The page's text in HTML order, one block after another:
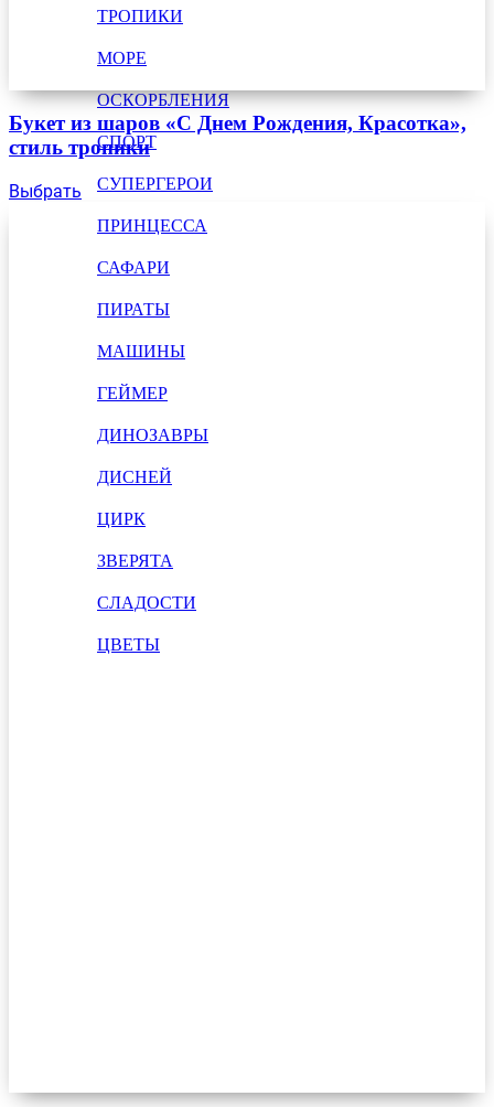
ТРОПИКИ
МОРЕ
ОСКОРБЛЕНИЯ
СПОРТ
СУПЕРГЕРОИ
ПРИНЦЕССА
САФАРИ
ПИРАТЫ
МАШИНЫ
ГЕЙМЕР
ДИНОЗАВРЫ
ДИСНЕЙ
ЦИРК
ЗВЕРЯТА
СЛАДОСТИ
ЦВЕТЫ
Букет из шаров «С Днем Рождения, Красотка»,
стиль тропики
Выбрать